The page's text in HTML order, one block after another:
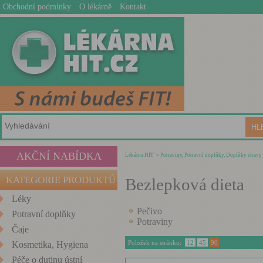
Obchodní podmínky O lékárně Kontakt
AKČNÍ NABÍDKA
KATEGORIE PRODUKTŮ
Léky
Potravní doplňky
Čaje
Kosmetika, Hygiena
Péče o dutinu ústní
Lékárna HIT » Potraviny, Potravní doplňky, Doplňky stravy
Bezlepková dieta
Pečivo
Potraviny
Položek na stránku: 12 45 90